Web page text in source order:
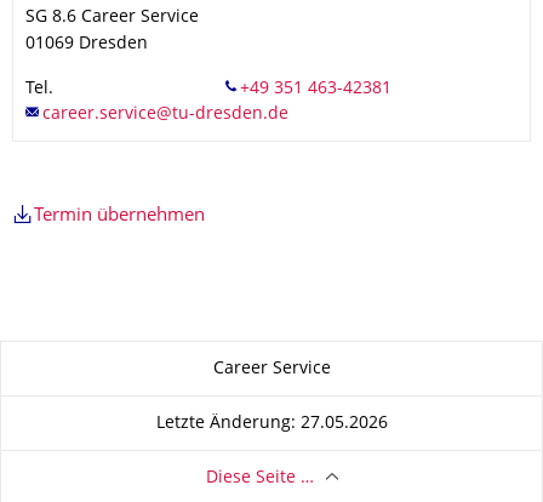
SG 8.6 Career Service
01069 Dresden
Tel.
Termin übernehmen
Career Service
Letzte Änderung: 27.05.2026
Diese Seite …